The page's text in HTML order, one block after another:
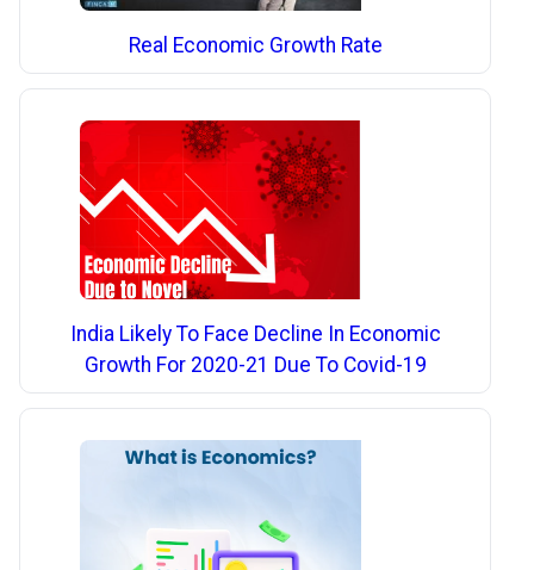
Real Economic Growth Rate
India Likely To Face Decline In Economic
Growth For 2020-21 Due To Covid-19